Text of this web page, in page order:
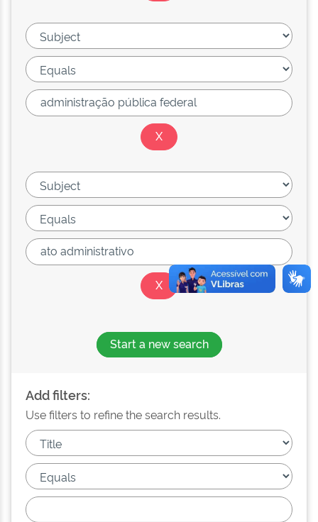
Start a new search
Add filters:
Use filters to refine the search results.